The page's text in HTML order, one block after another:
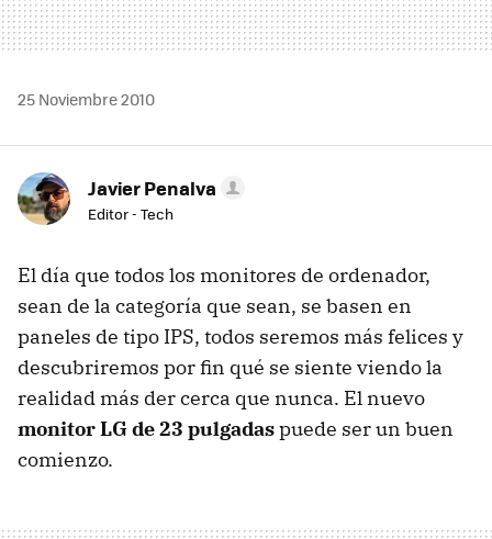
25 Noviembre 2010
Javier Penalva
Editor - Tech
El día que todos los monitores de ordenador,
sean de la categoría que sean, se basen en
paneles de tipo IPS, todos seremos más felices y
descubriremos por fin qué se siente viendo la
realidad más der cerca que nunca. El nuevo
monitor LG de 23 pulgadaspuede ser un buen
comienzo.